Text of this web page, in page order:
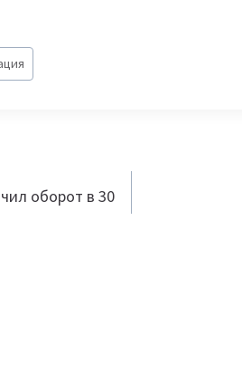
оборот в 30